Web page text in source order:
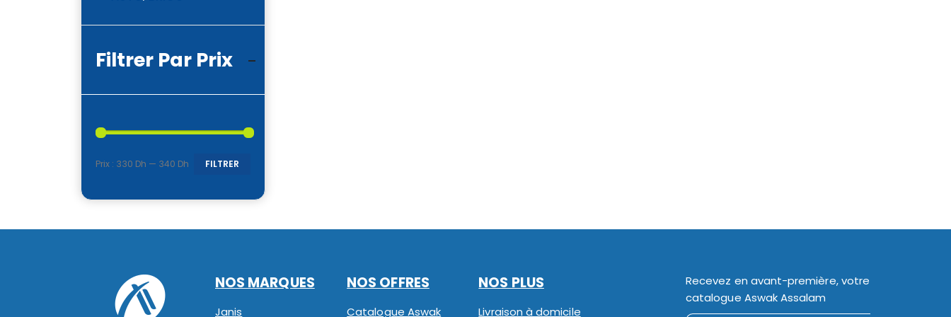
Filtrer Par Prix
FILTRER
Prix : 330 Dh — 340 Dh
NOS MARQUES
Janis
NOS OFFRES
Catalogue Aswak
NOS PLUS
Livraison à domicile
Recevez en avant-première, votre
catalogue Aswak Assalam